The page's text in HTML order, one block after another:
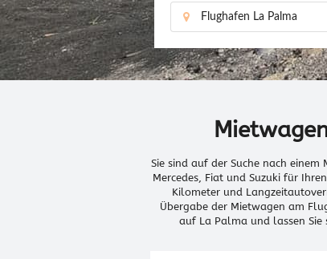
Sie sind auf der Suche nach
Mercedes, Fiat und Suzuki für
Kilometer und
Übergabe der Mietwagen am
auf La Palma und lassen Sie